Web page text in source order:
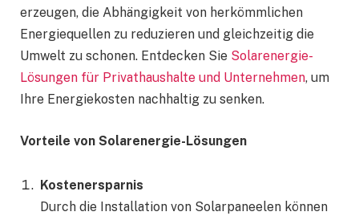
erzeugen, die Abhängigkeit von herkömmlichen
Energiequellen zu reduzieren und gleichzeitig die
Umwelt zu schonen. Entdecken Sie Solarenergie-
Lösungen für Privathaushalte und Unternehmen, um
Ihre Energiekosten nachhaltig zu senken.
Vorteile von Solarenergie-Lösungen
Kostenersparnis
Durch die Installation von Solarpaneelen können